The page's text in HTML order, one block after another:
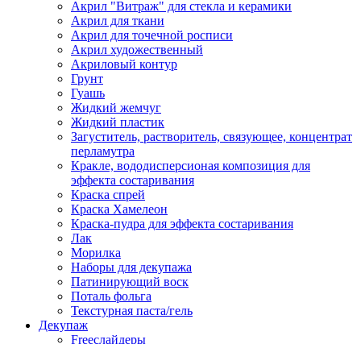
Акрил "Витраж" для стекла и керамики
Акрил для ткани
Акрил для точечной росписи
Акрил художественный
Акриловый контур
Грунт
Гуашь
Жидкий жемчуг
Жидкий пластик
Загуститель, растворитель, связующее, концентрат
перламутра
Кракле, вододисперсионая композиция для
эффекта состаривания
Краска спрей
Краска Хамелеон
Краска-пудра для эффекта состаривания
Лак
Морилка
Наборы для декупажа
Патинирующий воск
Поталь фольга
Текстурная паста/гель
Декупаж
Freeслайдеры